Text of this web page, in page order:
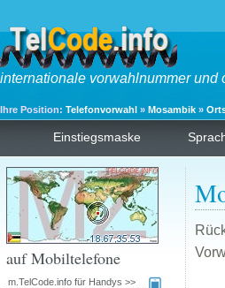
internationale vorwahlnummer und
Ihre Position: Telefonvorwahl » Mosambik »
Einstiegsmaske
auf Mobiltelefone
m.TelCode.info für Handys >>